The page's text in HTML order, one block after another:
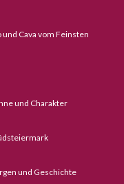
Cava vom Feinsten
und Charakter
und Geschichte